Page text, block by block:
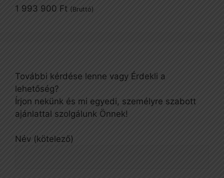
1 993 900 Ft (Bruttó)
További kérdése lenne vagy Érdekli a
lehetőség?
Írjon nekünk és mi egyedi, személyre szabott
ajánlattal szolgálunk Önnek!
Név (kötelező)